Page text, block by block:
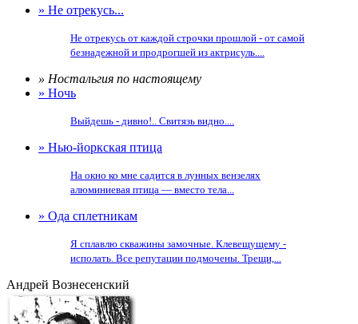
» Не отрекусь...
Не отрекусь от каждой строчки прошлой - от самой
безнадежной и продрогшей из актрисуль....
» Ностальгия по настоящему
» Ночь
Выйдешь - дивно!.. Свитязь видно....
» Нью-йоркская птица
На окно ко мне садится в лунных вензелях
алюминиевая птица — вместо тела...
» Ода сплетникам
Я сплавлю скважины замочные. Клевещущему -
исполать. Все репутации подмочены. Трещи,...
Андрей Вознесенский